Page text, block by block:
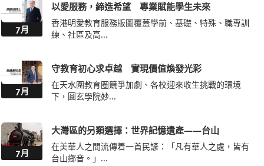
7月
以愛服務，締造希望 專業賦能學生未來
香港明愛教育服務版圖覆蓋學前、基礎、特殊、職專訓
練、社區及高...
7月
守教育初心求卓越 實現價值煥發光彩
在天水圍教育圈競爭加劇、各校迎來收生挑戰的環境
下，圓玄學院妙...
7月
大灣區的另類選擇：世界記憶遺產——台山
在美華人之間流傳着一首民諺：「凡有華人之處，皆有
台山鄉音。」...